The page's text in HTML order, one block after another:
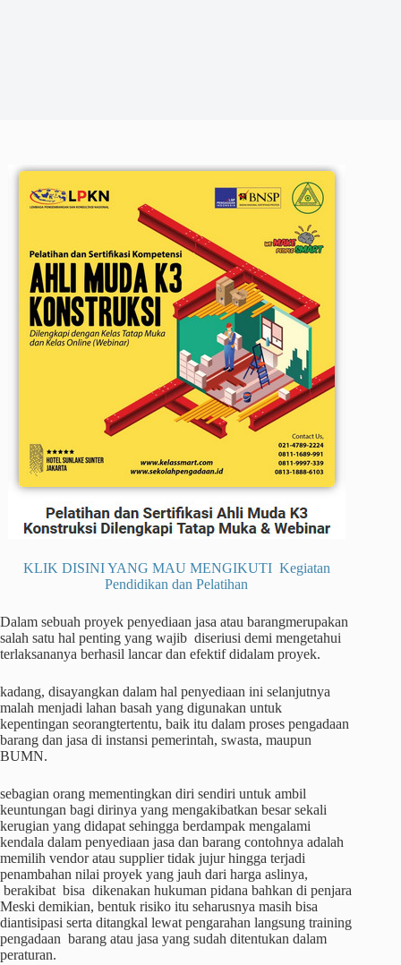
KLIK DISINI YANG MAU MENGIKUTI Kegiatan
Pendidikan dan Pelatihan
Dalam sebuah proyek penyediaan jasa atau barangmerupakan
salah satu hal penting yang wajib diseriusi demi mengetahui
terlaksananya berhasil lancar dan efektif didalam proyek.
kadang, disayangkan dalam hal penyediaan ini selanjutnya
malah menjadi lahan basah yang digunakan untuk
kepentingan seorangtertentu, baik itu dalam proses pengadaan
barang dan jasa di instansi pemerintah, swasta, maupun
BUMN.
sebagian orang mementingkan diri sendiri untuk ambil
keuntungan bagi dirinya yang mengakibatkan besar sekali
kerugian yang didapat sehingga berdampak mengalami
kendala dalam penyediaan jasa dan barang contohnya adalah
memilih vendor atau supplier tidak jujur hingga terjadi
penambahan nilai proyek yang jauh dari harga aslinya,
berakibat bisa dikenakan hukuman pidana bahkan di penjara
Meski demikian, bentuk risiko itu seharusnya masih bisa
diantisipasi serta ditangkal lewat pengarahan langsung training
pengadaan barang atau jasa yang sudah ditentukan dalam
peraturan.